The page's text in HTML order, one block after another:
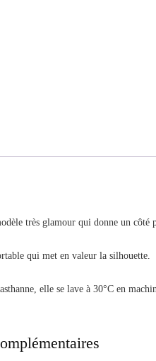
très glamour qui donne un
qui met en valeur la silhouette.
elle se lave à 30°C en